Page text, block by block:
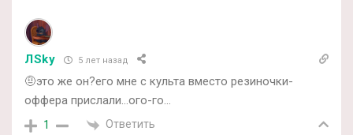
ЛSky 5 лет назад
🤨это же он?его мне с культа вместо резиночки-
оффера прислали…ого-го…
1 Ответить